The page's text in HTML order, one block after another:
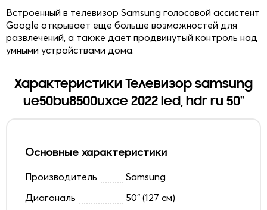
Встроенный в телевизор Samsung голосовой ассистент
Google открывает еще больше возможностей для
развлечений, а также дает продвинутый контроль над
умными устройствами дома.
Характеристики Телевизор samsung
ue50bu8500uxce 2022 led, hdr ru 50"
Основные характеристики
Производитель
Samsung
Диагональ
50" (127 см)